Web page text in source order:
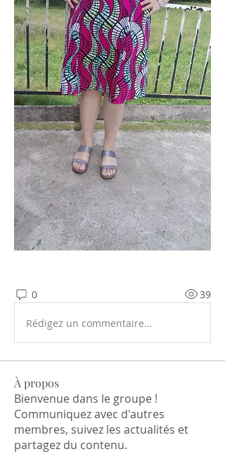
0 39
Rédigez un commentaire...
À propos
Bienvenue dans le groupe !
Communiquez avec d'autres
membres, suivez les actualités et
partagez du contenu.